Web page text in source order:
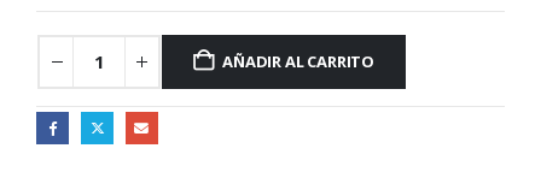
AÑADIR AL CARRITO